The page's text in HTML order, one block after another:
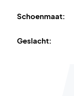
Schoenmaat:
Geslacht: